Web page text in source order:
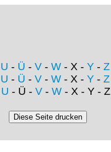
U - Ü - V - W - X - Y - Z
U - Ü - V - W - X - Y - Z
U - Ü - V- W- X - Y - Z